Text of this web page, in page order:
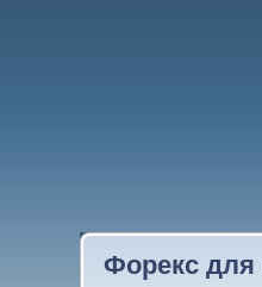
Форекс для